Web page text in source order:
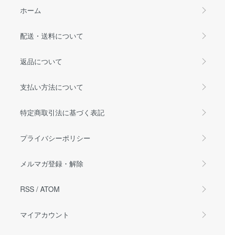
ホーム
配送・送料について
返品について
支払い方法について
特定商取引法に基づく表記
プライバシーポリシー
メルマガ登録・解除
RSS / ATOM
マイアカウント